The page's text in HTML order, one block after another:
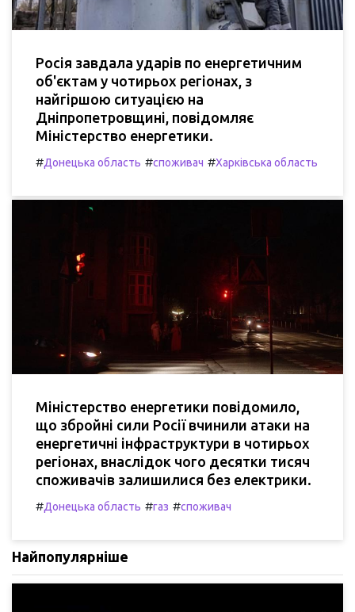
Росія завдала ударів по енергетичним
об'єктам у чотирьох регіонах, з
найгіршою ситуацією на
Дніпропетровщині, повідомляє
Міністерство енергетики.
#Донецька область #споживач #Харківська область
Міністерство енергетики повідомило,
що збройні сили Росії вчинили атаки на
енергетичні інфраструктури в чотирьох
регіонах, внаслідок чого десятки тисяч
споживачів залишилися без електрики.
#Донецька область #газ #споживач
Найпопулярніше